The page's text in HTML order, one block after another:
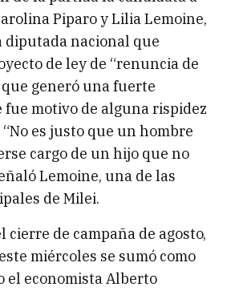
Piparo y Lilia Lemoine,
diputada nacional que
de ley de “renuncia de
generó una fuerte
fue motivo de alguna rispidez
es justo que un hombre
cargo de un hijo que no
Lemoine, una de las
de Milei.
cierre de campaña de agosto,
miércoles se sumó como
el economista Alberto